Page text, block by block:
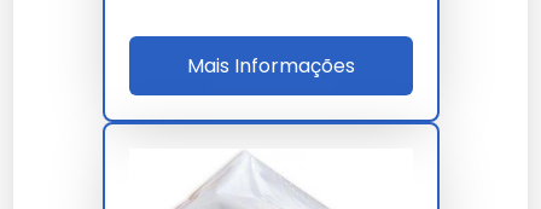
Mais Informações